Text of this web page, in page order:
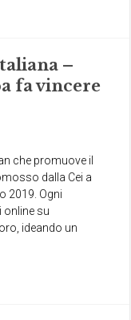
–
fa vincere
che promuove il
dalla Cei a
2019. Ogni
su
ideando un